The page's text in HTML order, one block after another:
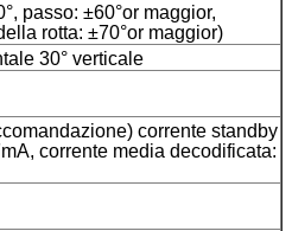
passo: ±60°or maggior,
rotta: ±70°or maggior)
30° verticale
corrente standby
corrente media decodificata: